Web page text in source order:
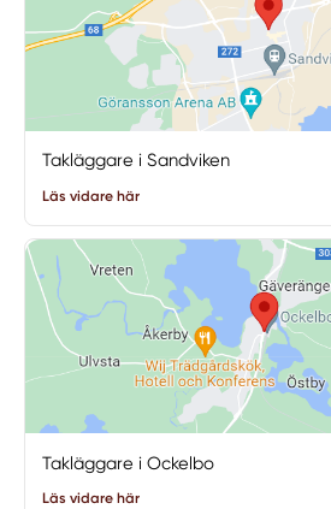
Takläggare i Sandviken
Läs vidare här
Takläggare i Ockelbo
Läs vidare här